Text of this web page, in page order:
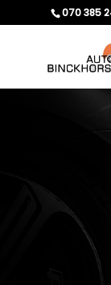
070 385